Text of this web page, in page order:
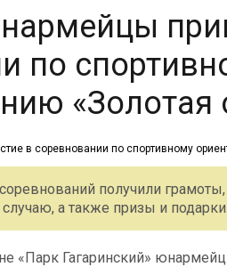
по
«Золотая
получили
а также призы и подарки.
«Парк Гагаринский»